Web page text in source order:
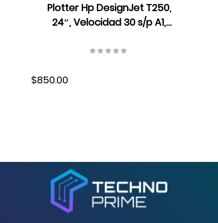
Plotter Hp DesignJet T250,
24″, Velocidad 30 s/p A1,
Ethernet, USB, Wifi, Tinta,
$850.00